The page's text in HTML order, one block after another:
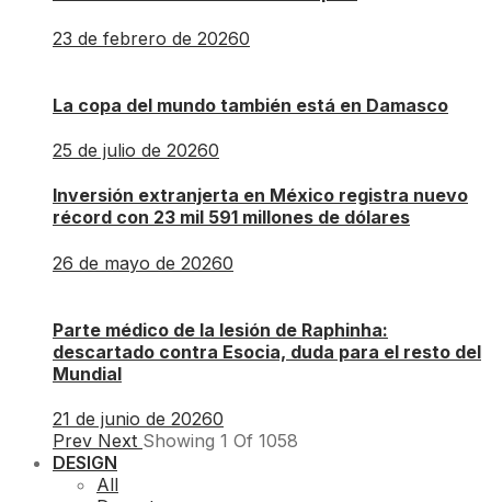
23 de febrero de 20260
La copa del mundo también está en Damasco
25 de julio de 20260
Inversión extranjerta en México registra nuevo
récord con 23 mil 591 millones de dólares
26 de mayo de 20260
Parte médico de la lesión de Raphinha:
descartado contra Esocia, duda para el resto del
Mundial
21 de junio de 20260
Prev Next Showing 1 Of 1058
DESIGN
All